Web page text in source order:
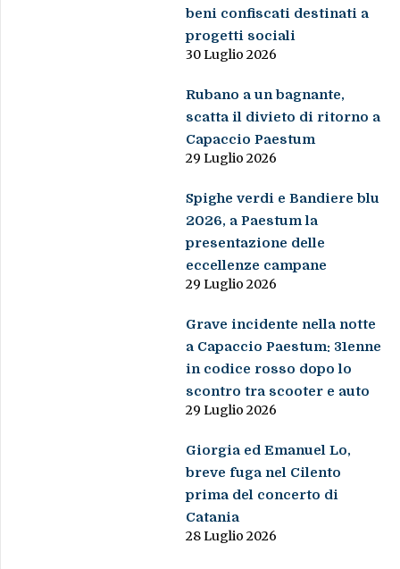
beni confiscati destinati a
progetti sociali
30 Luglio 2026
Rubano a un bagnante,
scatta il divieto di ritorno a
Capaccio Paestum
29 Luglio 2026
Spighe verdi e Bandiere blu
2026, a Paestum la
presentazione delle
eccellenze campane
29 Luglio 2026
Grave incidente nella notte
a Capaccio Paestum: 31enne
in codice rosso dopo lo
scontro tra scooter e auto
29 Luglio 2026
Giorgia ed Emanuel Lo,
breve fuga nel Cilento
prima del concerto di
Catania
28 Luglio 2026